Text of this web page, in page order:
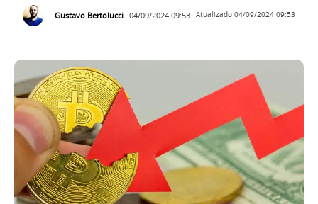
Gustavo Bertolucci 04/09/2024 09:53 Atualizado 04/09/2024 09:53